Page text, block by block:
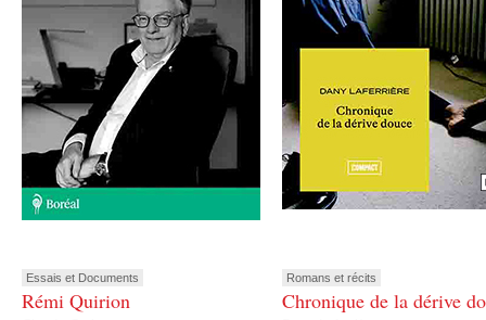
Essais et Documents
Rémi Quirion
Romans et récits
Chronique de la dérive